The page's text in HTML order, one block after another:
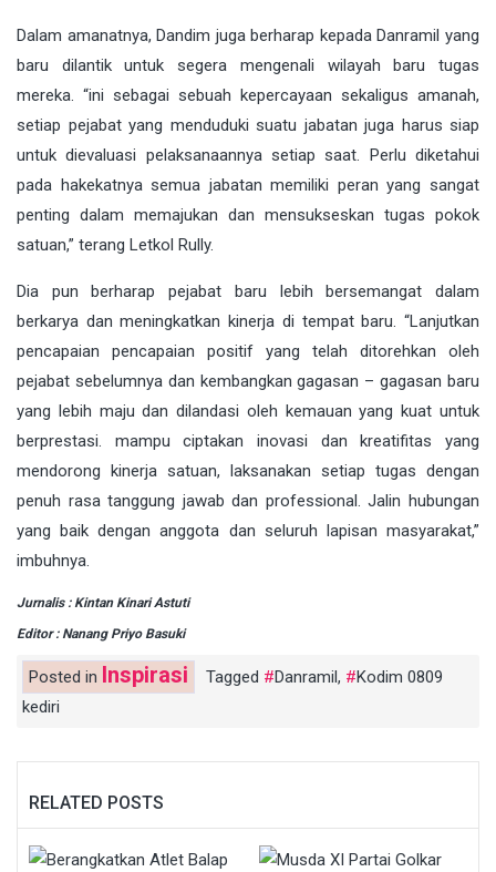
Dalam amanatnya, Dandim juga berharap kepada Danramil yang
baru dilantik untuk segera mengenali wilayah baru tugas
mereka. “ini sebagai sebuah kepercayaan sekaligus amanah,
setiap pejabat yang menduduki suatu jabatan juga harus siap
untuk dievaluasi pelaksanaannya setiap saat. Perlu diketahui
pada hakekatnya semua jabatan memiliki peran yang sangat
penting dalam memajukan dan mensukseskan tugas pokok
satuan,” terang Letkol Rully.
Dia pun berharap pejabat baru lebih bersemangat dalam
berkarya dan meningkatkan kinerja di tempat baru. “Lanjutkan
pencapaian pencapaian positif yang telah ditorehkan oleh
pejabat sebelumnya dan kembangkan gagasan – gagasan baru
yang lebih maju dan dilandasi oleh kemauan yang kuat untuk
berprestasi. mampu ciptakan inovasi dan kreatifitas yang
mendorong kinerja satuan, laksanakan setiap tugas dengan
penuh rasa tanggung jawab dan professional. Jalin hubungan
yang baik dengan anggota dan seluruh lapisan masyarakat,”
imbuhnya.
Jurnalis : Kintan Kinari Astuti
Editor : Nanang Priyo Basuki
Posted in Inspirasi Tagged Danramil,
Kodim 0809
kediri
RELATED POSTS